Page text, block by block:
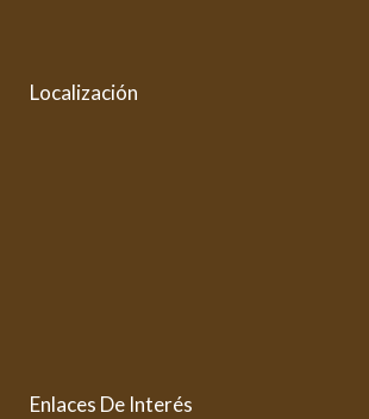
Localización
Enlaces De Interés